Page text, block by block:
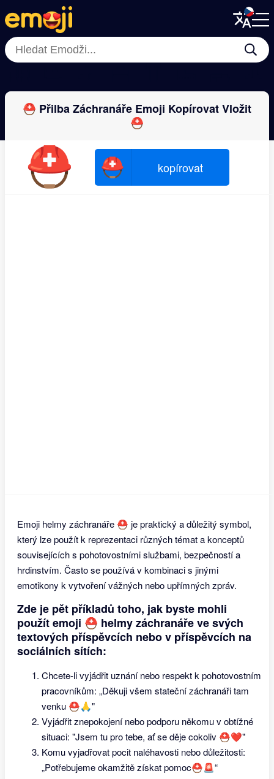
Menu
Close
Menu
Close
⛑ Přilba Záchranáře Emoji Kopírovat Vložit
⛑
⛑ ⛑ kopírovat
Emoji helmy záchranáře ⛑ je praktický a důležitý symbol,
který lze použít k reprezentaci různých témat a konceptů
souvisejících s pohotovostními službami, bezpečností a
hrdinstvím. Často se používá v kombinaci s jinými
emotikony k vytvoření vážných nebo upřímných zpráv.
Zde je pět příkladů toho, jak byste mohli
použít emoji ⛑ helmy záchranáře ve svých
textových příspěvcích nebo v příspěvcích na
sociálních sítích:
Chcete-li vyjádřit uznání nebo respekt k pohotovostním
pracovníkům: „Děkuji všem stateční záchranáři tam
venku ⛑🙏"
Vyjádřit znepokojení nebo podporu někomu v obtížné
situaci: "Jsem tu pro tebe, ať se děje cokoliv ⛑❤️"
Komu vyjadřovat pocit naléhavosti nebo důležitosti:
„Potřebujeme okamžitě získat pomoc⛑🚨“